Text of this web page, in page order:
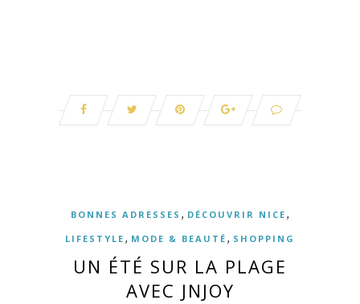
BONNES ADRESSES , DÉCOUVRIR NICE ,
LIFESTYLE , MODE & BEAUTÉ , SHOPPING
UN ÉTÉ SUR LA PLAGE
AVEC JNJOY